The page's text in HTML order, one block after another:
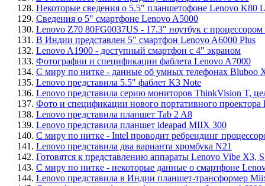
128. Некоторые сведения о 5.5" планшетофоне Lenovo K80
129. Сведения о 5" смартфоне Lenovo A5000
130. Lenovo Z70 80FG0037US - 17.3" ноутбук с
131. В Индии представлен 5" смартфон Lenovo A6000 Plus
132. Lenovo A1900 - доступный смартфон с 4" экраном
133. Фотографии и спецификации фаблета Lenovo A7000
134. С миру по нитке - данные об умных телефонах Bluboo
135. Lenovo представила 5.5" фаблет K3 Note
136. Lenovo представила серию мониторов ThinkVision T,
137. Фото и спецификации нового портативного проектора
138. Lenovo представила планшет Tab 2 A8
139. Lenovo представила планшет ideapad MIIX 300
140. С миру по нитке - Intel проводит ребрендинг
141. Lenovo представила два варианта хромбука N21
142. Готовятся к представлению аппараты Lenovo Vibe X3,
143. С миру по нитке - некоторые данные о смартфоне
144. Lenovo представила в Индии планшет-трансформер